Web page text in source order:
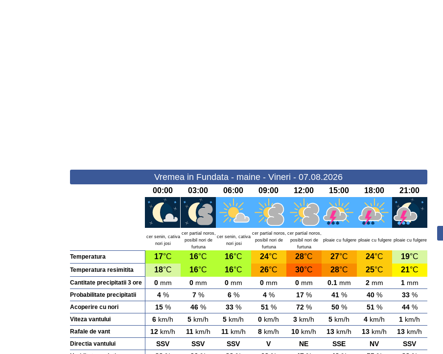
Vremea in Fundata - maine - Vineri - 07.08.2026
00:00 03:00 06:00 09:00 12:00 15:00 18:00 21:00
cer senin, cativa
nori josi
cer partial noros,
posibil nori de
furtuna
cer senin, cativa
nori josi
cer partial noros,
posibil nori de
furtuna
cer partial noros,
posibil nori de
furtuna
ploaie cu fulgere ploaie cu fulgere ploaie cu fulgere
Temperatura 17°C 16°C 16°C 24°C 28°C 27°C 24°C 19°C
Temperatura resimitita 18°C 16°C 16°C 26°C 30°C 28°C 25°C 21°C
Cantitate precipitatii 3 ore 0mm 0mm 0mm 0mm 0mm 0.1mm 2mm 1mm
Probabilitate precipitatii 4% 7% 6% 4% 17% 41% 40% 33%
Acoperire cu nori 15% 46% 33% 51% 72% 50% 51% 44%
Viteza vantului 6 km/h 5 km/h 5 km/h 0 km/h 3 km/h 5 km/h 4 km/h 1 km/h
Rafale de vant 12 km/h 11km/h 11km/h 8 km/h 10 km/h 13 km/h 13 km/h 13 km/h
Directia vantului SSV SSV SSV V NE SSE NV SSV